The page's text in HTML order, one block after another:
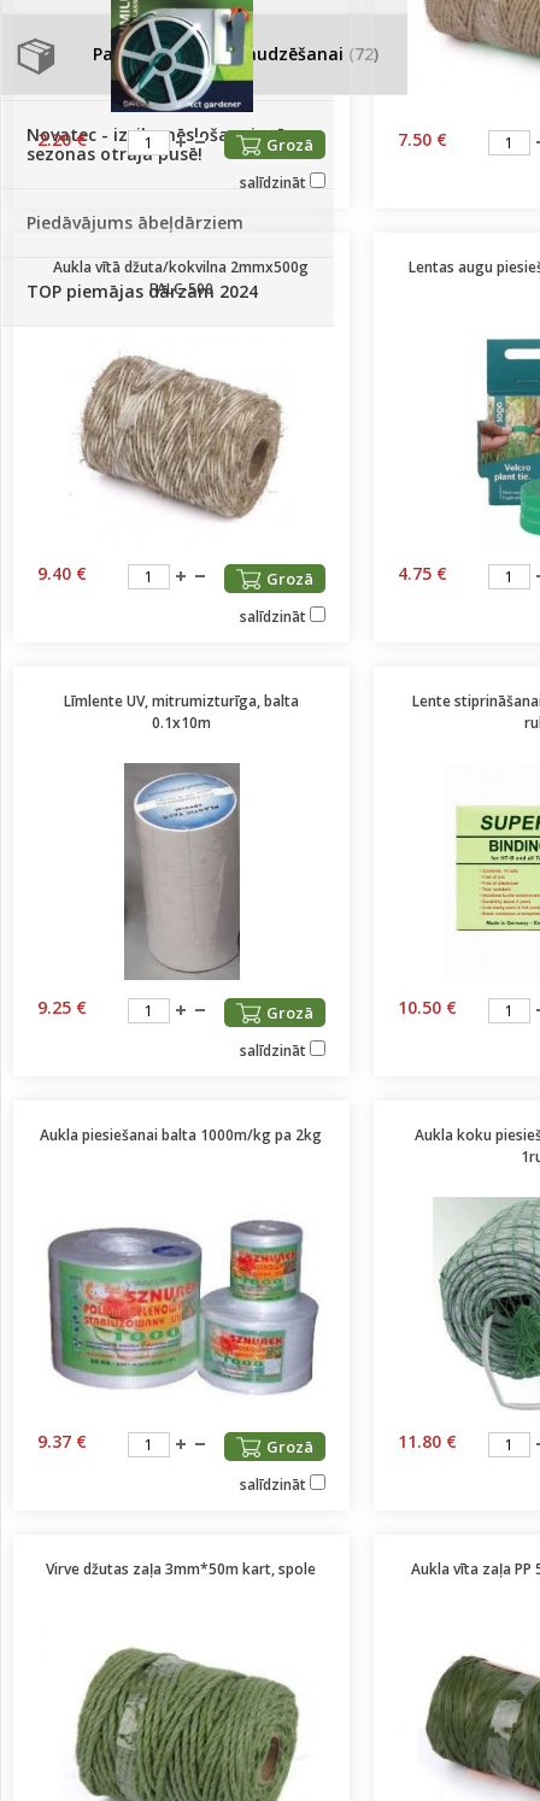
Palīglīdzekļi augu audzēšanai (72)
Klientu Diena
Novatec - izcils mēslošanai arī
sezonas otrajā pusē!
Piedāvājums ābeļdārziem
TOP piemājas dārzam 2024
2.20 € Grozā
salīdzināt
7.50 €
Aukla vītā džuta/kokvilna 2mmx500g
FALC-500
9.40 € Grozā
salīdzināt
Lentas augu
4.75 €
Līmlente UV, mitrumizturīga, balta
0.1x10m
9.25 € Grozā
salīdzināt
Lente
10.50 €
Aukla piesiešanai balta 1000m/kg pa 2kg
9.37 € Grozā
salīdzināt
Aukla koku
11.80 €
Virve džutas zaļa 3mm*50m kart, spole Aukla vīta zaļa PP